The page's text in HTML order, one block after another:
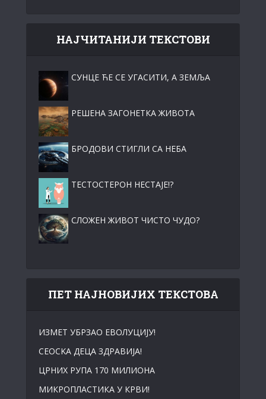
НАЈЧИТАНИЈИ ТЕКСТОВИ
СУНЦЕ ЋЕ СЕ УГАСИТИ, А ЗЕМЉА
РЕШЕНА ЗАГОНЕТКА ЖИВОТА
БРОДОВИ СТИГЛИ СА НЕБА
ТЕСТОСТЕРОН НЕСТАЈЕ!?
СЛОЖЕН ЖИВОТ ЧИСТО ЧУДО?
ПЕТ НАЈНОВИЈИХ ТЕКСТОВА
ИЗМЕТ УБРЗАО ЕВОЛУЦИЈУ!
СЕОСKА ДЕЦА ЗДРАВИЈА!
ЦРНИХ РУПА 170 МИЛИОНА
МИКРОПЛАСТИКА У КРВИ!